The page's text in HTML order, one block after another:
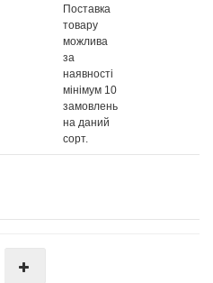
Поставка
товару
можлива
за
наявності
мінімум 10
замовлень
на даний
сорт.